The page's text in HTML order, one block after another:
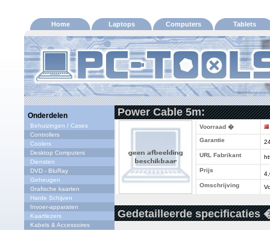
Home Laptops Computers Tablets
Onderdelen
Behuizingen / Cases
Controllers
Coolers
Desktop Computers
Diensten
DVD - BluRay
Geheugen
Grafische kaarten
Harde Schijven
Invoer-apparaten
Kaartlezers
Kabels & Accessoires
Power Cable 5m:
Voorraad �
Garantie
URL Fabrikant
Prijs
Omschrijving
Gedetailleerde specificaties